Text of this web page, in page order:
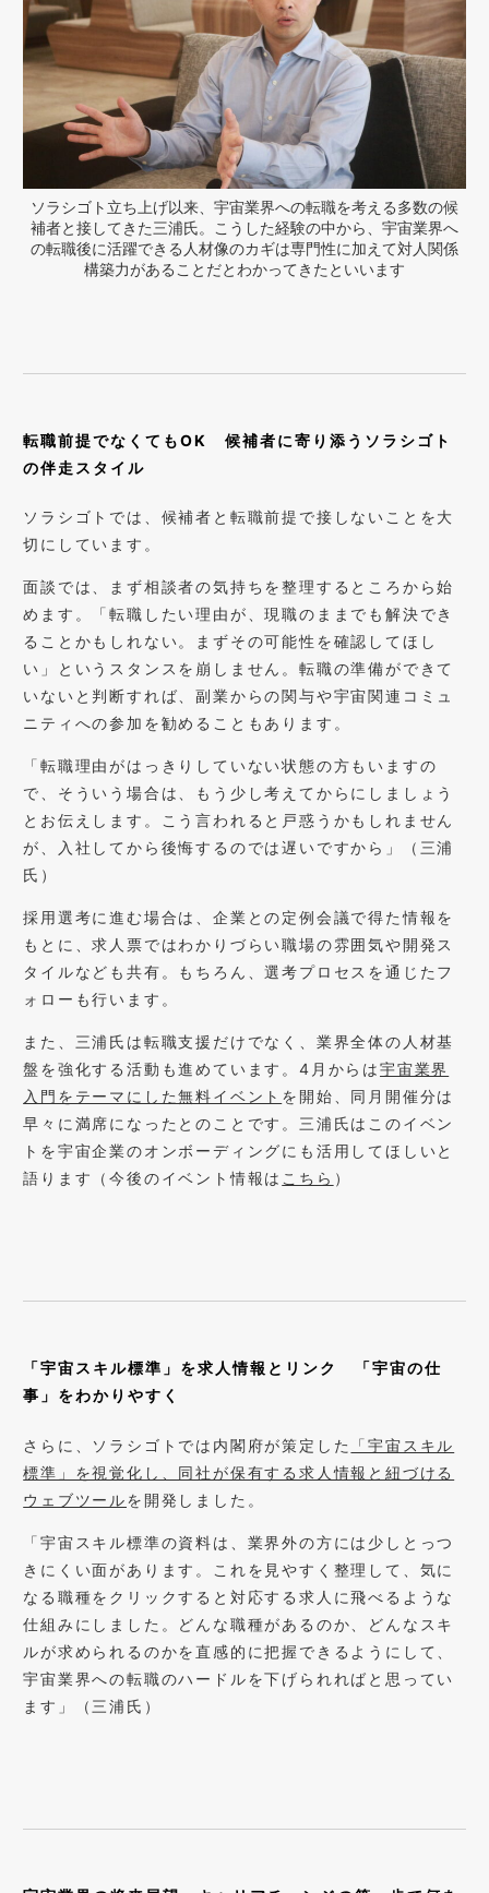
ソラシゴト立ち上げ以来、宇宙業界への転職を考える多数の候
補者と接してきた三浦氏。こうした経験の中から、宇宙業界へ
の転職後に活躍できる人材像のカギは専門性に加えて対人関係
構築力があることだとわかってきたといいます
転職前提でなくてもOK 候補者に寄り添うソラシゴト
の伴走スタイル
ソラシゴトでは、候補者と転職前提で接しないことを大
切にしています。
面談では、まず相談者の気持ちを整理するところから始
めます。「転職したい理由が、現職のままでも解決でき
ることかもしれない。まずその可能性を確認してほし
い」というスタンスを崩しません。転職の準備ができて
いないと判断すれば、副業からの関与や宇宙関連コミュ
ニティへの参加を勧めることもあります。
「転職理由がはっきりしていない状態の方もいますの
で、そういう場合は、もう少し考えてからにしましょう
とお伝えします。こう言われると戸惑うかもしれません
が、入社してから後悔するのでは遅いですから」（三浦
氏）
採用選考に進む場合は、企業との定例会議で得た情報を
もとに、求人票ではわかりづらい職場の雰囲気や開発ス
タイルなども共有。もちろん、選考プロセスを通じたフ
ォローも行います。
また、三浦氏は転職支援だけでなく、業界全体の人材基
盤を強化する活動も進めています。4月からは宇宙業界
入門をテーマにした無料イベント を開始、同月開催分は
早々に満席になったとのことです。三浦氏はこのイベン
トを宇宙企業のオンボーディングにも活用してほしいと
語ります（今後のイベント情報は こちら ）
「宇宙スキル標準」を求人情報とリンク 「宇宙の仕
事」をわかりやすく
さらに、ソラシゴトでは内閣府が策定した
「宇宙スキル
標準」を視覚化し、同社が保有する求人情報と紐づける
ウェブツールを開発しました。
「宇宙スキル標準の資料は、業界外の方には少しとっつ
きにくい面があります。これを見やすく整理して、気に
なる職種をクリックすると対応する求人に飛べるような
仕組みにしました。どんな職種があるのか、どんなスキ
ルが求められるのかを直感的に把握できるようにして、
宇宙業界への転職のハードルを下げられればと思ってい
ます」（三浦氏）